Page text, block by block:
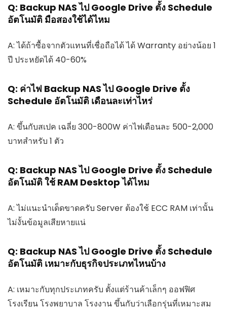
Q: Backup NAS ไป Google Drive ตั้ง Schedule
อัตโนมัติ มือสองใช้ได้ไหม
A: ได้ถ้าซื้อจากตัวแทนที่เชื่อถือได้ ได้ Warranty อย่างน้อย 1
ปี ประหยัดได้ 40-60%
Q: ค่าไฟ Backup NAS ไป Google Drive ตั้ง
Schedule อัตโนมัติ เดือนละเท่าไหร่
A: ขึ้นกับสเปค เฉลี่ย 300-800W ค่าไฟเดือนละ 500-2,000
บาทสำหรับ 1 ตัว
Q: Backup NAS ไป Google Drive ตั้ง Schedule
อัตโนมัติ ใช้ RAM Desktop ได้ไหม
A: ไม่แนะนำเด็ดขาดครับ Server ต้องใช้ ECC RAM เท่านั้น
ไม่งั้นข้อมูลเสียหายแน่
Q: Backup NAS ไป Google Drive ตั้ง Schedule
อัตโนมัติ เหมาะกับธุรกิจประเภทไหนบ้าง
A: เหมาะกับทุกประเภทครับ ตั้งแต่ร้านค้าเล็กๆ ออฟฟิศ
โรงเรียน โรงพยาบาล โรงงาน ขึ้นกับว่าเลือกรุ่นที่เหมาะสม